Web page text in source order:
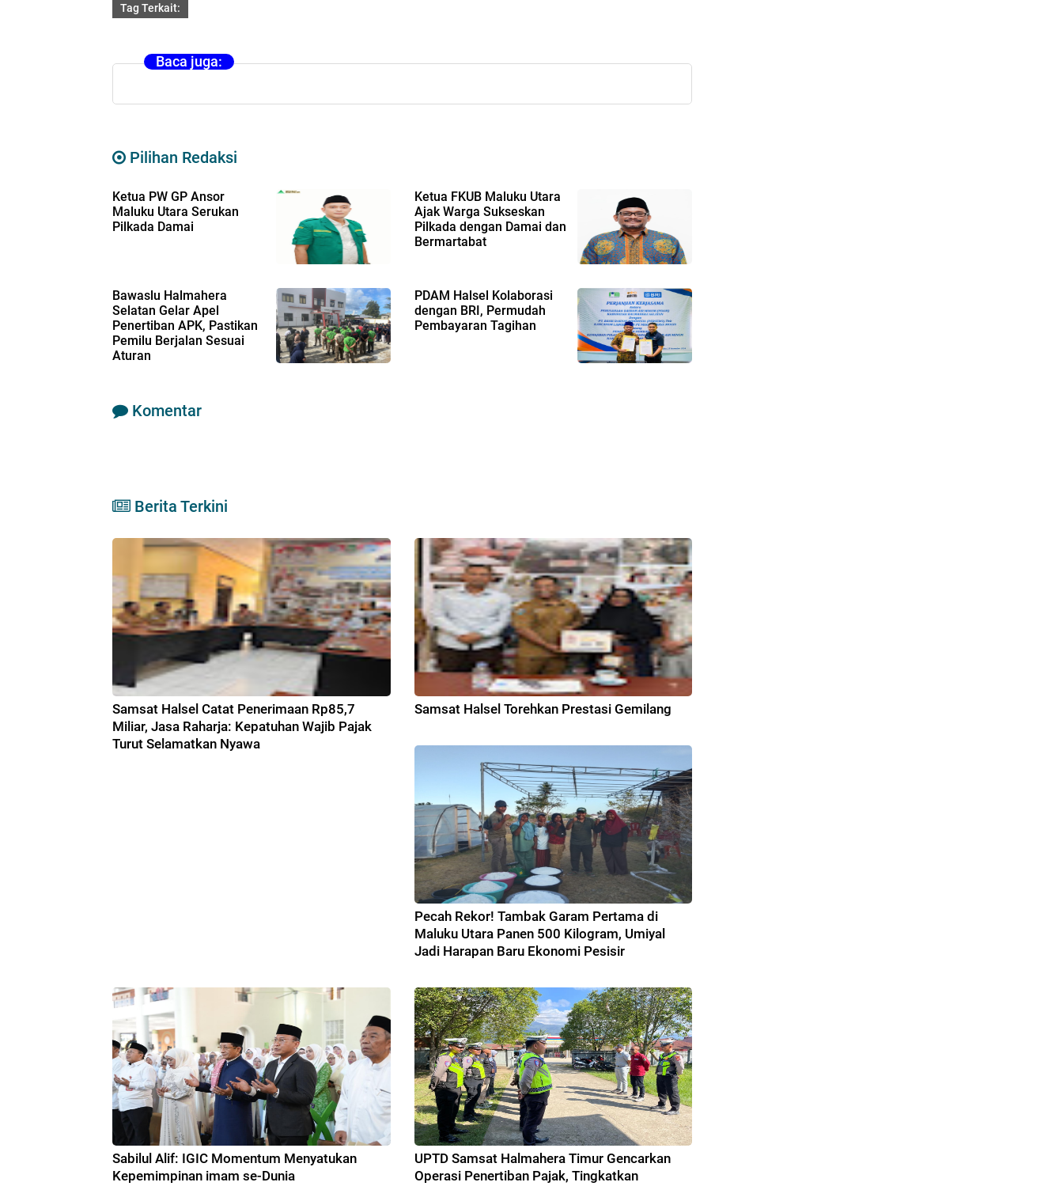
Tag Terkait:
Baca juga:
Pilihan Redaksi
Ketua PW GP Ansor
Maluku Utara Serukan
Pilkada Damai
Ketua FKUB Maluku Utara
Ajak Warga Sukseskan
Pilkada dengan Damai dan
Bermartabat
Bawaslu Halmahera
Selatan Gelar Apel
Penertiban APK, Pastikan
Pemilu Berjalan Sesuai
Aturan
PDAM Halsel Kolaborasi
dengan BRI, Permudah
Pembayaran Tagihan
Komentar
Berita Terkini
Samsat Halsel Catat Penerimaan Rp85,7
Miliar, Jasa Raharja: Kepatuhan Wajib Pajak
Turut Selamatkan Nyawa
Samsat Halsel Torehkan Prestasi Gemilang
Pecah Rekor! Tambak Garam Pertama di
Maluku Utara Panen 500 Kilogram, Umiyal
Jadi Harapan Baru Ekonomi Pesisir
Sabilul Alif: IGIC Momentum Menyatukan
Kepemimpinan imam se-Dunia
UPTD Samsat Halmahera Timur Gencarkan
Operasi Penertiban Pajak, Tingkatkan